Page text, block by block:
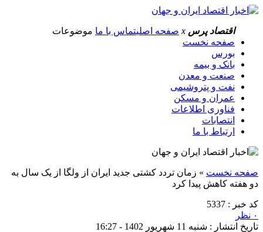
اقتصاد پرس x صفحه اصلیتماس با ما موضوعات
صفحه نخست
بورس
بانک و بیمه
صنعت و معدن
نفت و پتروشیمی
عمران و مسکن
فناوری اطلاعات
انتصابات
ارتباط با ما
صفحه نخست » زمان تردد کشتی جدید ایران از ولگا از یک سال به
دو هفته کاهش پیدا کرد
کد خبر : 5337
۰ نظر
تاریخ انتشار : شنبه 11 شهریور 1402 - 16:27